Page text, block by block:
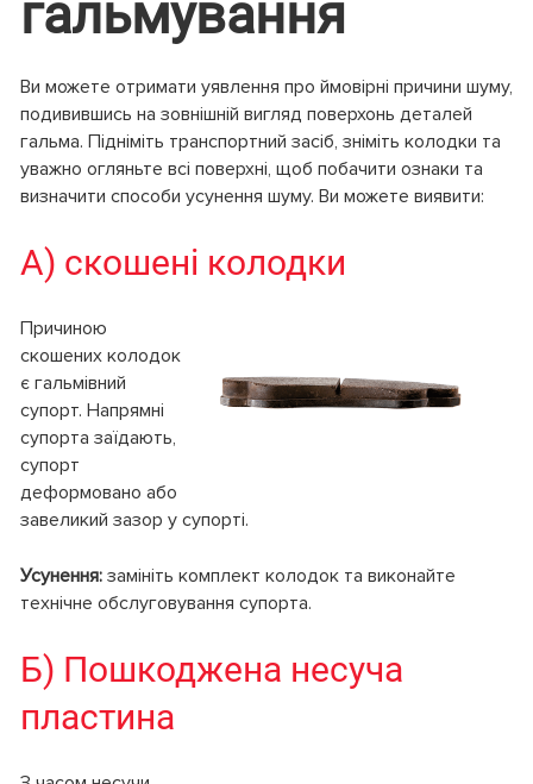
гальмування
Ви можете отримати уявлення про ймовірні причини шуму,
подивившись на зовнішній вигляд поверхонь деталей
гальма. Підніміть транспортний засіб, зніміть колодки та
уважно огляньте всі поверхні, щоб побачити ознаки та
визначити способи усунення шуму. Ви можете виявити:
А) скошені колодки
Причиною
скошених колодок
є гальмівний
супорт. Напрямні
супорта заїдають,
супорт
деформовано або
завеликий зазор у супорті.
Усунення: замініть комплект колодок та виконайте
технічне обслуговування супорта.
Б) Пошкоджена несуча
пластина